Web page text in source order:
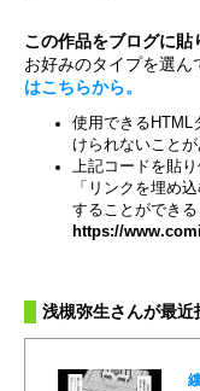
この作品をブログに貼
お好みのタイプを選ん
はこちらから。
使用できるHTML
けられないこと
上記コードを貼
「リンクを埋め
することができ
https://
浅槻弥生さんが最近